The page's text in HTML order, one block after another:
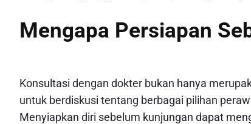
Mengapa Persiapan
Konsultasi dengan dokter bukan hanya
untuk berdiskusi tentang berbagai pilihan
Menyiapkan diri sebelum kunjungan dapat